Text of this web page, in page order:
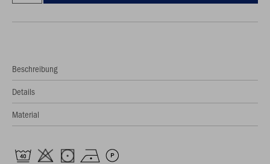
Beschreibung
Details
Material